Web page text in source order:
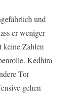
und
er weniger
keine Zahlen
Kedhira
Tor
gehen